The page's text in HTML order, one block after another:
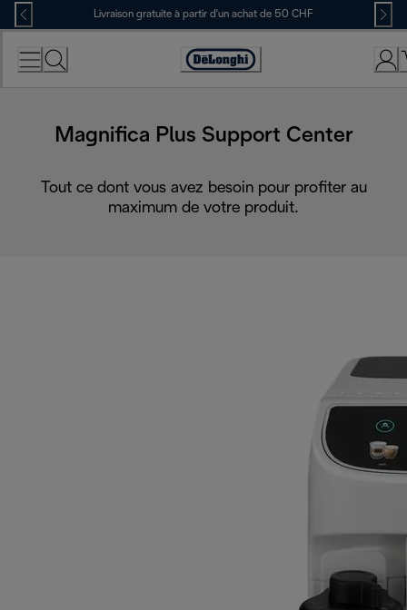
Skip
to
Content
Livraison gratuite à partir d'un achat de 50 CHF
Déclaration
Magnifica Plus Support Center
Tout ce dont vous avez besoin pour profiter au
maximum de votre produit.